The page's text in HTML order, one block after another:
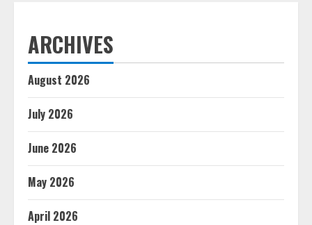
ARCHIVES
August 2026
July 2026
June 2026
May 2026
April 2026